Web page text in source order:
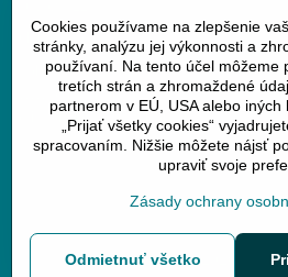
040 01 Košice
mobil : 0905258196
www.officeshop.sk
officeshop@officeshop.sk
©
Cookies používame na zlepšenie
stránky, analýzu jej výkonnosti a
používaní. Na tento účel môžeme
tretích strán a zhromaždené
partnerom v EÚ, USA alebo
„Prijať všetky cookies“
spracovaním. Nižšie môžete nájsť
upraviť svoje
Zásady ochrany
Odmietnuť všetko